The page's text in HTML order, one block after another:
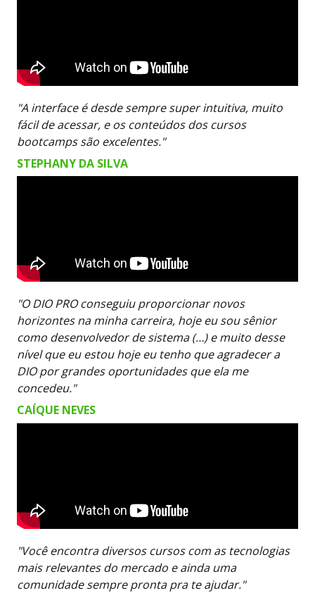
"A interface é desde sempre super intuitiva, muito
fácil de acessar, e os conteúdos dos cursos
bootcamps são excelentes."
STEPHANY DA SILVA
"O DIO PRO conseguiu proporcionar novos
horizontes na minha carreira, hoje eu sou sênior
como desenvolvedor de sistema (…) e muito desse
nível que eu estou hoje eu tenho que agradecer a
DIO por grandes oportunidades que ela me
concedeu."
CAÍQUE NEVES
"Você encontra diversos cursos com as tecnologias
mais relevantes do mercado e ainda uma
comunidade sempre pronta pra te ajudar."